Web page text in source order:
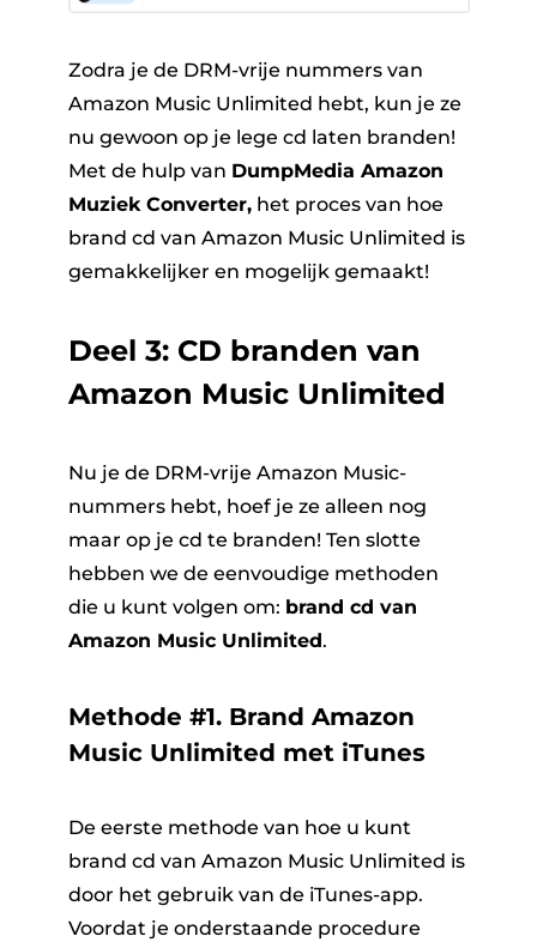
Zodra je de DRM-vrije nummers van
Amazon Music Unlimited hebt, kun je ze
nu gewoon op je lege cd laten branden!
Met de hulp van DumpMedia Amazon
Muziek Converter,het proces van hoe
brand cd van Amazon Music Unlimited is
gemakkelijker en mogelijk gemaakt!
Deel 3: CD branden van
Amazon Music Unlimited
Nu je de DRM-vrije Amazon Music-
nummers hebt, hoef je ze alleen nog
maar op je cd te branden! Ten slotte
hebben we de eenvoudige methoden
die u kunt volgen om: brand cd van
Amazon Music Unlimited.
Methode #1. Brand Amazon
Music Unlimited met iTunes
De eerste methode van hoe u kunt
brand cd van Amazon Music Unlimited is
door het gebruik van de iTunes-app.
Voordat je onderstaande procedure